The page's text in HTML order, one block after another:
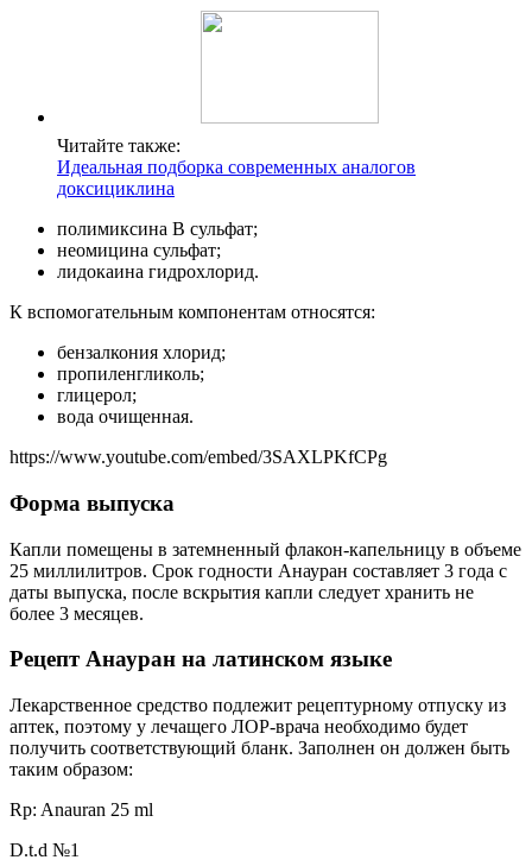
Читайте также:
Идеальная подборка современных аналогов
доксициклина
полимиксина В сульфат;
неомицина сульфат;
лидокаина гидрохлорид.
К вспомогательным компонентам относятся:
бензалкония хлорид;
пропиленгликоль;
глицерол;
вода очищенная.
https://www.youtube.com/embed/3SAXLPKfCPg
Форма выпуска
Капли помещены в затемненный флакон-капельницу в объеме
25 миллилитров. Срок годности Анауран составляет 3 года с
даты выпуска, после вскрытия капли следует хранить не
более 3 месяцев.
Рецепт Анауран на латинском языке
Лекарственное средство подлежит рецептурному отпуску из
аптек, поэтому у лечащего ЛОР-врача необходимо будет
получить соответствующий бланк. Заполнен он должен быть
таким образом:
Rp: Anauran 25 ml
D.t.d №1